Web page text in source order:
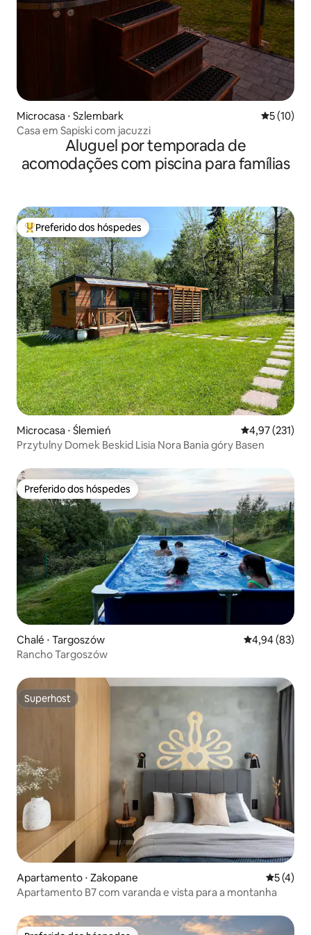
Microcasa ⋅ Szlembark 5 de uma
5 (10)
Casa em Sapiski com jacuzzi
Aluguel por temporada de
acomodações com piscina para famílias
Entre os melhores preferidos dos hóspedes
Preferido dos hóspedes
Microcasa ⋅ Ślemień 4,97 de uma
4,97 (231)
Przytulny Domek Beskid Lisia Nora Bania góry Basen
Preferido dos hóspedes
Preferido dos hóspedes
Chalé ⋅ Targoszów 4,94 de uma
4,94 (83)
Rancho Targoszów
Superhost
Superhost
Apartamento ⋅ Zakopane 5 de
5 (4)
Apartamento B7 com varanda e vista para a montanha